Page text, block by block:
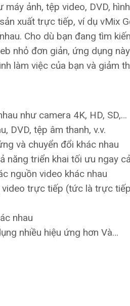
máy ảnh, tệp video, DVD,
xuất trực tiếp, ví dụ vMix
Cho dù bạn đang tìm
nhỏ đơn giản, ứng dụng
làm việc của bạn và giảm
như camera 4K, HD, SD,…
DVD, tệp âm thanh, v.v.
và chuyển đổi khác nhau
năng triển khai tối ưu ngay
nguồn video khác nhau
trực tiếp (tức là trực
nhau
nhiều hiệu ứng hơn Và…